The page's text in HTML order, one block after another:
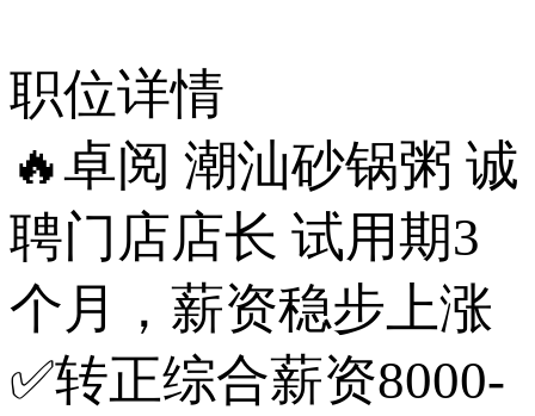
职位详情
🔥卓阅 潮汕砂锅粥 诚
聘门店店长 试用期3
个月，薪资稳步上涨
✅转正综合薪资8000-